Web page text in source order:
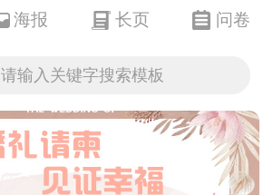
海报 长页 问卷
请输入关键字搜索模板